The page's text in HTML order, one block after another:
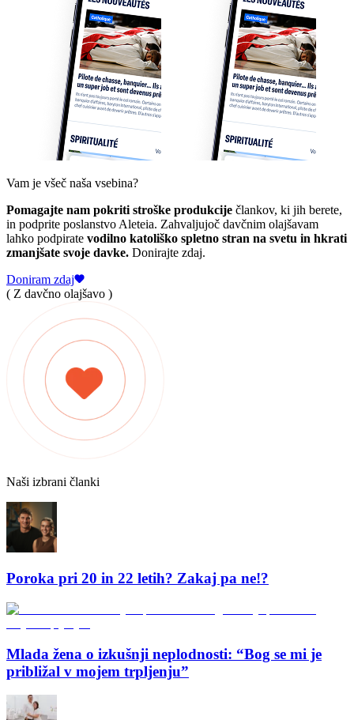
Vam je všeč naša vsebina?
Pomagajte nam pokriti stroške produkcije člankov, ki jih berete,
in podprite poslanstvo Aleteia. Zahvaljujoč davčnim olajšavam
lahko podpirate vodilno katoliško spletno stran na svetu in hkrati
zmanjšate svoje davke. Donirajte zdaj.
Doniram zdaj
( Z davčno olajšavo )
Naši izbrani članki
Poroka pri 20 in 22 letih? Zakaj pa ne!?
Mlada žena o izkušnji neplodnosti: “Bog se mi je
približal v mojem trpljenju”